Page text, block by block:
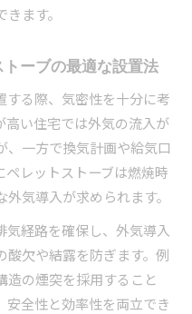
ます。
ーブの最適な設置法
する際、気密性を十分に考
高い住宅では外気の流入が
、一方で換気計画や給気口
レットストーブは燃焼時
気導入が求められます。
経路を確保し、外気導入
欠や結露を防ぎます。例
造の煙突を採用すること
全性と効率性を両立でき